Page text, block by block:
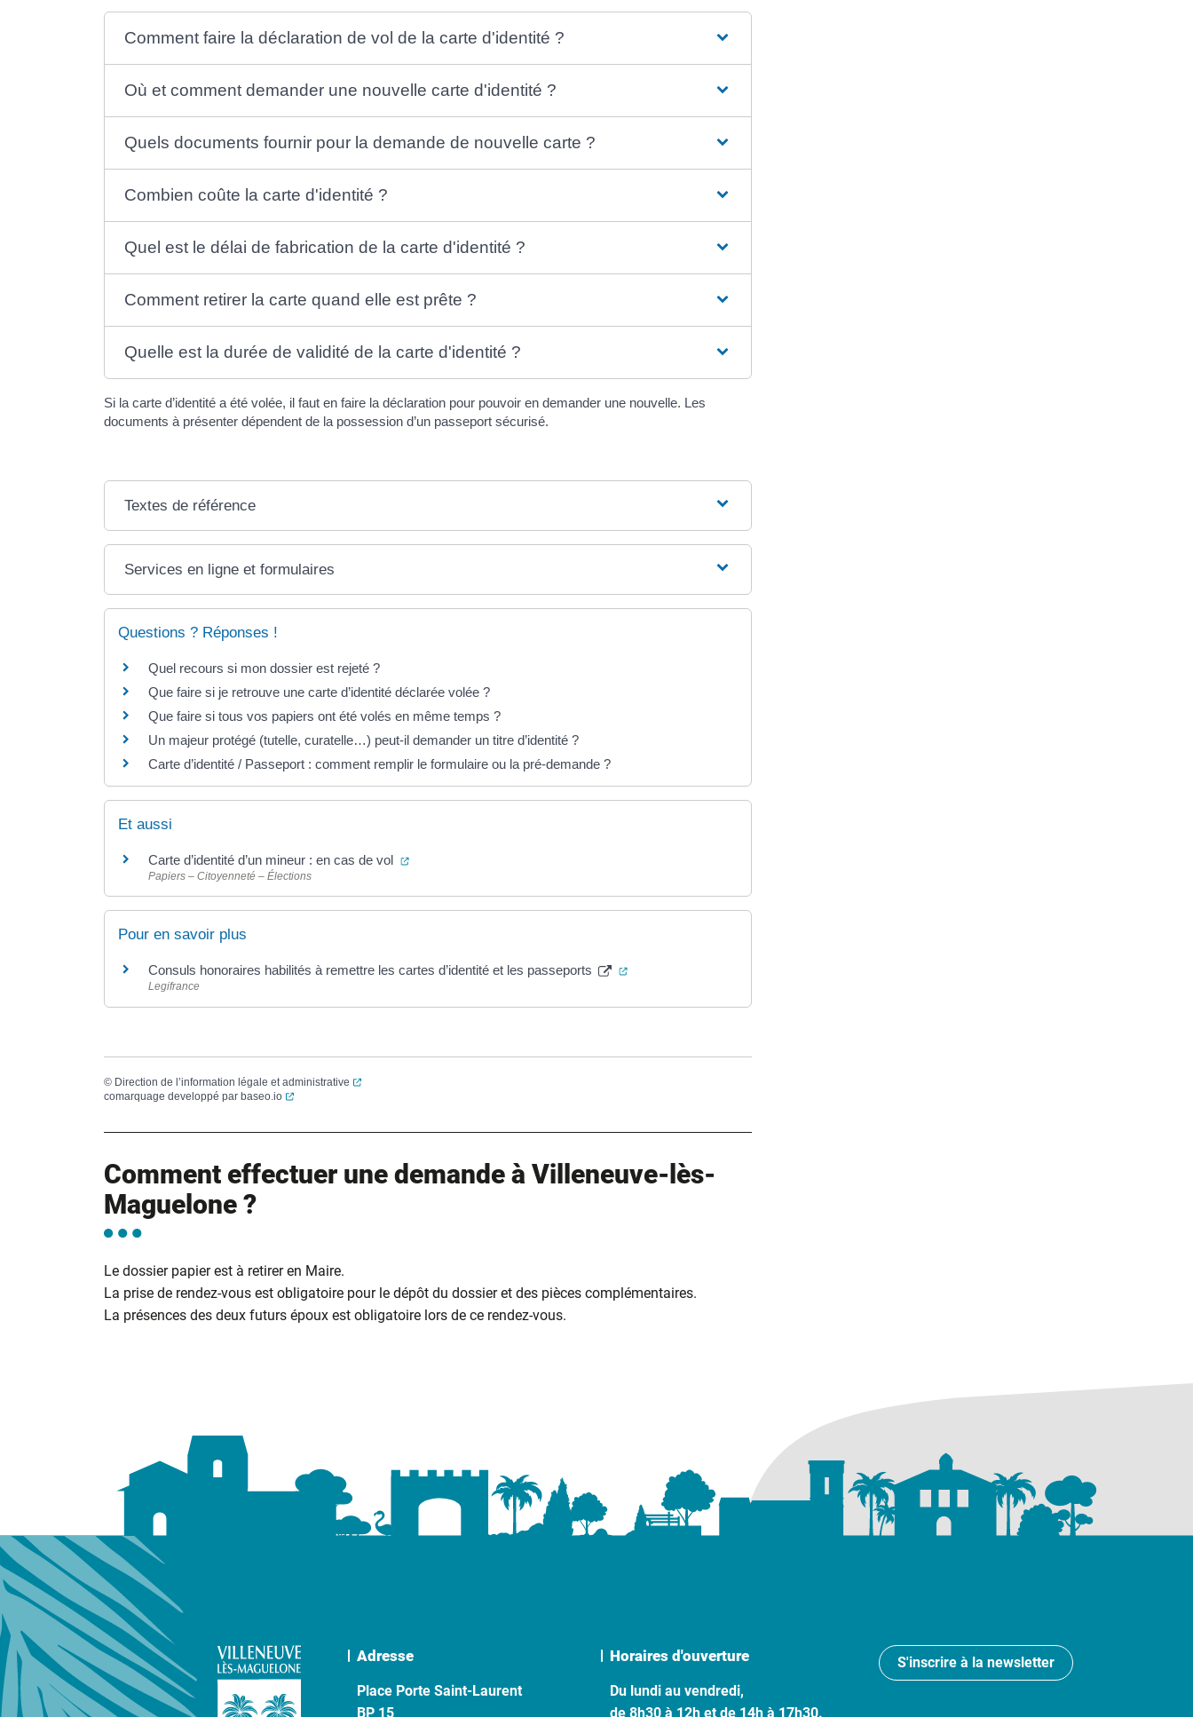
Comment faire la déclaration de vol de la carte d'identité ?
Où et comment demander une nouvelle carte d'identité ?
Quels documents fournir pour la demande de nouvelle carte ?
Combien coûte la carte d'identité ?
Quel est le délai de fabrication de la carte d'identité ?
Comment retirer la carte quand elle est prête ?
Quelle est la durée de validité de la carte d'identité ?
Si la carte d’identité a été volée, il faut en faire la déclaration pour pouvoir en demander une nouvelle. Les
documents à présenter dépendent de la possession d’un passeport sécurisé.
Textes de référence
Services en ligne et formulaires
Questions ? Réponses !
Quel recours si mon dossier est rejeté ?
Que faire si je retrouve une carte d’identité déclarée volée ?
Que faire si tous vos papiers ont été volés en même temps ?
Un majeur protégé (tutelle, curatelle…) peut-il demander un titre d’identité ?
Carte d’identité / Passeport : comment remplir le formulaire ou la pré-demande ?
Et aussi
Carte d’identité d’un mineur : en cas de vol (ouverture dans un nouvel onglet)
Papiers – Citoyenneté – Élections
Pour en savoir plus
Consuls honoraires habilités à remettre les cartes d’identité et les passeports (ouverture dans un nouvel onglet)
Legifrance
© Direction de l’information légale et administrative
(ouverture dans un nouvel onglet)
comarquage developpé par baseo.io (ouverture dans un nouvel onglet)
Comment effectuer une demande à Villeneuve-lès-
Maguelone ?
Le dossier papier est à retirer en Maire.
La prise de rendez-vous est obligatoire pour le dépôt du dossier et des pièces complémentaires.
La présences des deux futurs époux est obligatoire lors de ce rendez-vous.
Adresse
Place Porte Saint-Laurent
BP 15
Horaires d'ouverture
Du lundi au vendredi,
de 8h30 à 12h et de 14h à 17h30.
S'inscrire à la newsletter